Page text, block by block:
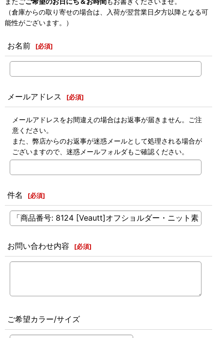
（倉庫からの取り寄せの場合は、入荷が翌営業日夕方以降となる可
能性がございます。）
お名前 [必須]
メールアドレス [必須]
メールアドレスをお間違えの場合はお返事が届きません。ご注
意ください。
また、弊店からのお返事が迷惑メールとして処理される場合が
ございますので、迷惑メールフォルダもご確認ください。
件名 [必須]
お問い合わせ内容 [必須]
ご希望カラー/サイズ